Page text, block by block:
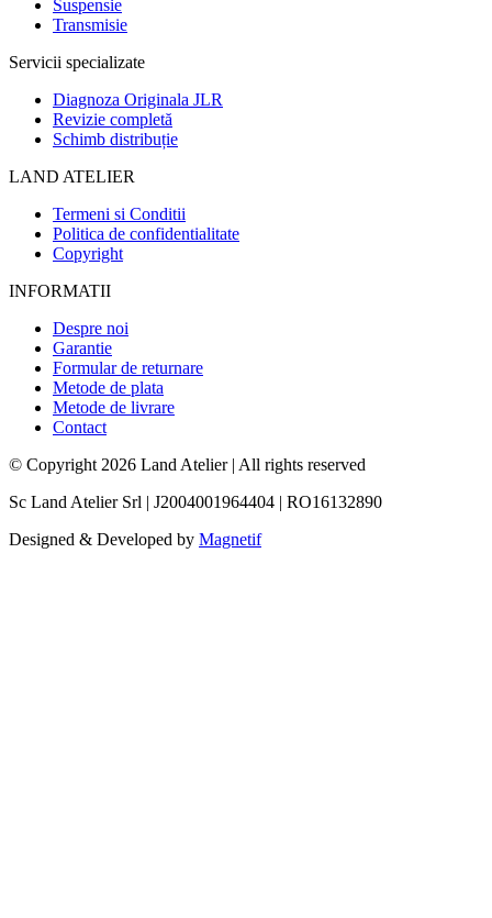
Suspensie
Transmisie
Servicii specializate
Diagnoza Originala JLR
Revizie completă
Schimb distribuție
LAND ATELIER
Termeni si Conditii
Politica de confidentialitate
Copyright
INFORMATII
Despre noi
Garantie
Formular de returnare
Metode de plata
Metode de livrare
Contact
© Copyright 2026 Land Atelier | All rights reserved
Sc Land Atelier Srl | J2004001964404 | RO16132890
Designed & Developed by Magnetif